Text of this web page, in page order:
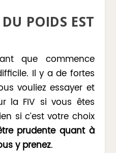
POIDS EST
que commence
Il y a de fortes
vouliez essayer et
la FIV si vous êtes
si c’est votre choix
prudente quant à
y prenez.